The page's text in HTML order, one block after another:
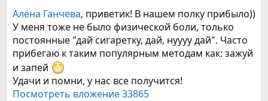
Алёна Ганчева, приветик! В нашем полку прибыло))
У меня тоже не было физической боли, только
постоянные "дай сигаретку, дай, нуууу дай". Часто
прибегаю к таким популярным методам как: зажуй
и запей
Удачи и помни, у нас все получится!
Посмотреть вложение 33865